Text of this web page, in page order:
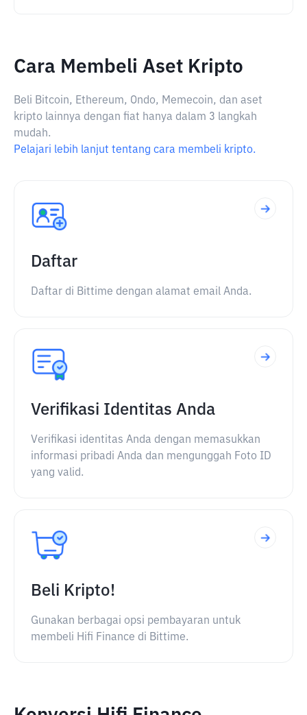
Cara Membeli Aset Kripto
Beli Bitcoin, Ethereum, Ondo, Memecoin, dan aset
kripto lainnya dengan fiat hanya dalam 3 langkah
mudah.
Pelajari lebih lanjut tentang cara membeli kripto.
Daftar
Daftar di Bittime dengan alamat email Anda.
Verifikasi Identitas Anda
Verifikasi identitas Anda dengan memasukkan
informasi pribadi Anda dan mengunggah Foto ID
yang valid.
Beli Kripto!
Gunakan berbagai opsi pembayaran untuk
membeli Hifi Finance di Bittime.